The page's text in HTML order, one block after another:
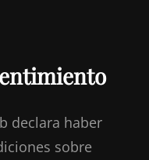
declara haber
sobre